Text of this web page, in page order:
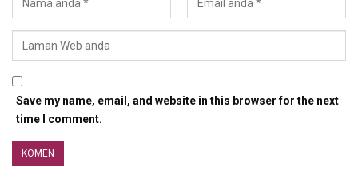
Save my name, email, and website in this browser for the next
time I comment.